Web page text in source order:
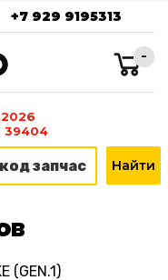
+7 929 9195313
-
39404
(GEN.1)